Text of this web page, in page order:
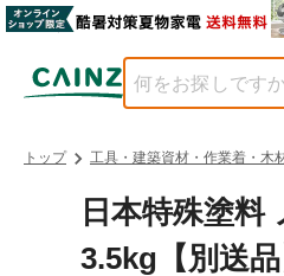
トップ 工具・建築資材・作業着・木
日本特殊塗料
3.5kg【別送品